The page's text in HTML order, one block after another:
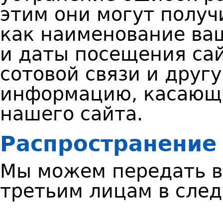
этим они могут
как наименование
и даты посещения
сотовой связи и
информацию,
нашего сайта.
Мы можем передать
третьим лицам в